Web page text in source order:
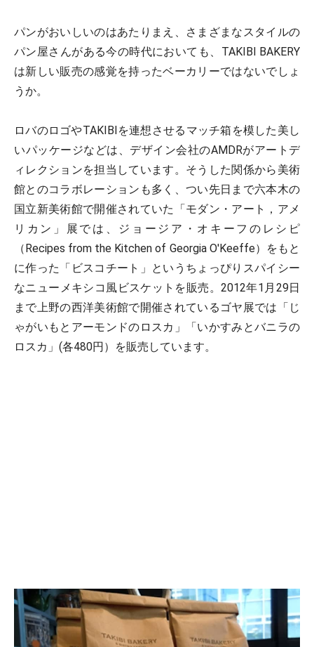
パンがおいしいのはあたりまえ、さまざまなスタイルの
パン屋さんがある今の時代においても、TAKIBI BAKERY
は新しい販売の感覚を持ったベーカリーではないでしょ
うか。
ロバのロゴやTAKIBIを連想させるマッチ箱を模した美し
いパッケージなどは、デザイン会社のAMDRがアートデ
ィレクションを担当しています。そうした関係から美術
館とのコラボレーションも多く、つい先日まで六本木の
国立新美術館で開催されていた「モダン・アート，アメ
リカン」展では、ジョージア・オキーフのレシピ
（Recipes from the Kitchen of Georgia O'Keeffe）をもと
に作った「ビスコチート」というちょっぴりスパイシー
なニューメキシコ風ビスケットを販売。2012年1月29日
まで上野の西洋美術館で開催されているゴヤ展では「じ
ゃがいもとアーモンドのロスカ」「いかすみとバニラの
ロスカ」(各480円）を販売しています。